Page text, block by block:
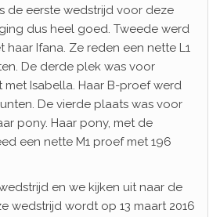
de eerste wedstrijd voor deze
dus heel goed. Tweede werd
haar Ifana. Ze reden een nette L1
De derde plek was voor
met Isabella. Haar B-proef werd
De vierde plaats was voor
pony. Haar pony, met de
een nette M1 proef met 196
en we kijken uit naar de
wedstrijd wordt op 13 maart 2016